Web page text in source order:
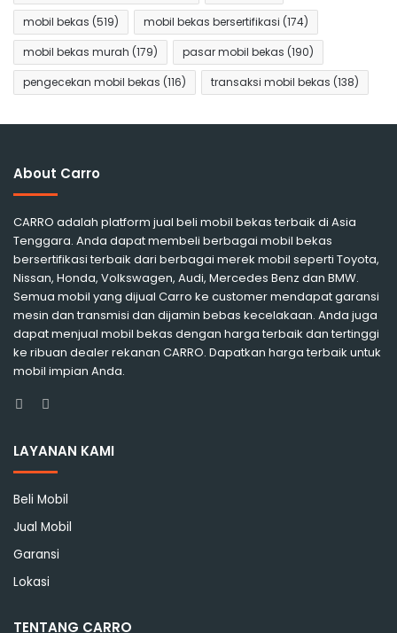
mobil bekas (519) mobil bekas bersertifikasi (174)
mobil bekas murah (179) pasar mobil bekas (190)
pengecekan mobil bekas (116) transaksi mobil bekas (138)
About Carro
CARRO adalah platform jual beli mobil bekas terbaik di Asia
Tenggara. Anda dapat membeli berbagai mobil bekas
bersertifikasi terbaik dari berbagai merek mobil seperti Toyota,
Nissan, Honda, Volkswagen, Audi, Mercedes Benz dan BMW.
Semua mobil yang dijual Carro ke customer mendapat garansi
mesin dan transmisi dan dijamin bebas kecelakaan. Anda juga
dapat menjual mobil bekas dengan harga terbaik dan tertinggi
ke ribuan dealer rekanan CARRO. Dapatkan harga terbaik untuk
mobil impian Anda.
Facebook
Instagram
LAYANAN KAMI
Beli Mobil
Jual Mobil
Garansi
Lokasi
TENTANG CARRO